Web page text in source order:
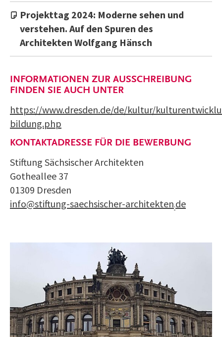
Projekttag 2024: Moderne sehen und
verstehen. Auf den Spuren des
Architekten Wolfgang Hänsch
INFORMATIONEN ZUR AUSSCHREIBUNG
FINDEN SIE AUCH UNTER
https://www.dresden.de/de/kultur/
bildung.php
KONTAKTADRESSE FÜR DIE BEWERBUNG
Stiftung Sächsischer Architekten
Gotheallee 37
01309 Dresden
info@stiftung-saechsischer-architekten·de